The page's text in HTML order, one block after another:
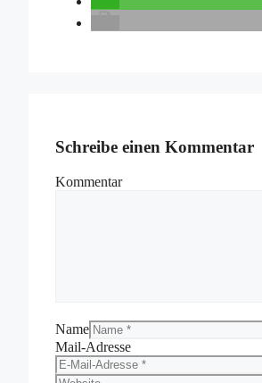
Schreibe einen Kommentar
Kommentar
Name
Mail-Adresse